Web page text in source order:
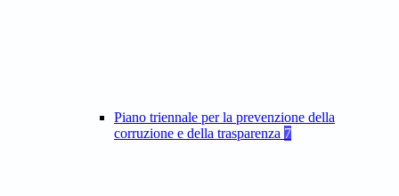
Piano triennale per la prevenzione della
corruzione e della trasparenza 7